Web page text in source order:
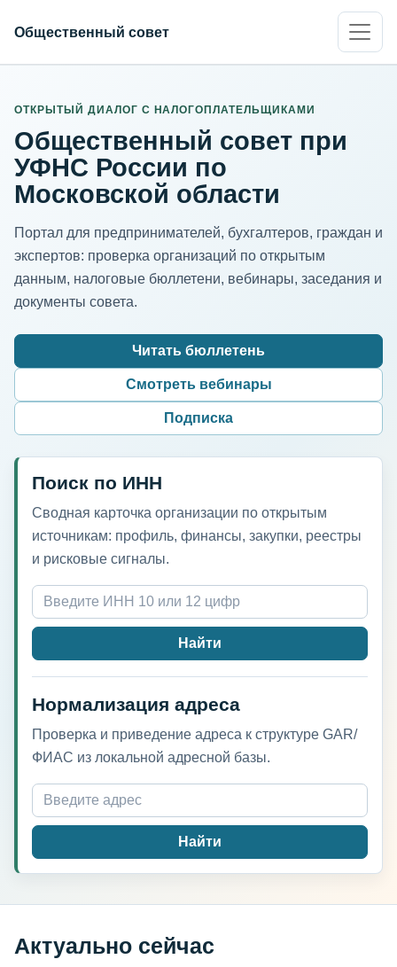
Общественный совет
ОТКРЫТЫЙ ДИАЛОГ С НАЛОГОПЛАТЕЛЬЩИКАМИ
Общественный совет при
УФНС России по
Московской области
Портал для предпринимателей, бухгалтеров, граждан и
экспертов: проверка организаций по открытым
данным, налоговые бюллетени, вебинары, заседания и
документы совета.
Читать бюллетень
Смотреть вебинары
Подписка
Поиск по ИНН
Сводная карточка организации по открытым
источникам: профиль, финансы, закупки, реестры
и рисковые сигналы.
ИНН организации
Найти
Нормализация адреса
Проверка и приведение адреса к структуре GAR/
ФИАС из локальной адресной базы.
Адрес для нормализации
Найти
Актуально сейчас